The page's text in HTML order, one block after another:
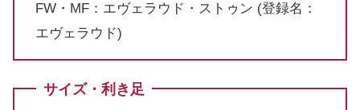
FW・MF：エヴェラウド・ストゥン (登録名：
エヴェラウド)
サイズ・利き足